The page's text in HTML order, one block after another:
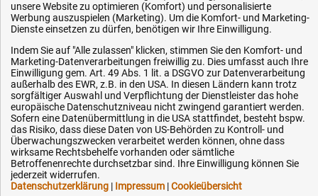
Karriere
OEM-Ersatzteile
Technik-Hilfe
Downloads
Kontakt
Ihre Hytec-Hydraulik Vorteile
Schneller Versand, meist am selben Tag
Versandkostenfrei ab 150 EUR (innerhalb DE)
unsere Website zu optimieren (Komfort) und personalisierte
Werbung auszuspielen (Marketing). Um die Komfort- und Marketing-
Dienste einsetzen zu dürfen, benötigen wir Ihre Einwilligung.
Indem Sie auf "Alle zulassen" klicken, stimmen Sie den Komfort- und
Marketing-Datenverarbeitungen freiwillig zu. Dies umfasst auch Ihre
Einwilligung gem. Art. 49 Abs. 1 lit. a DSGVO zur Datenverarbeitung
außerhalb des EWR, z.B. in den USA. In diesen Ländern kann trotz
sorgfältiger Auswahl und Verpflichtung der Dienstleister das hohe
europäische Datenschutzniveau nicht zwingend garantiert werden.
Sofern eine Datenübermittlung in die USA stattfindet, besteht bspw.
das Risiko, dass diese Daten von US-Behörden zu Kontroll- und
Überwachungszwecken verarbeitet werden können, ohne dass
wirksame Rechtsbehelfe vorhanden oder sämtliche
Betroffenenrechte durchsetzbar sind. Ihre Einwilligung können Sie
jederzeit widerrufen.
Datenschutzerklärung | Impressum |Cookieübersicht